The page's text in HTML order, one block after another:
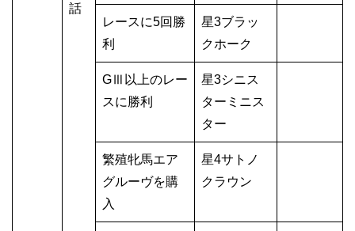
話
レースに5回勝
利
星3ブラッ
クホーク
GⅢ以上のレー
スに勝利
星3シニス
ターミニス
ター
繁殖牝馬エア
グルーヴを購
入
星4サトノ
クラウン